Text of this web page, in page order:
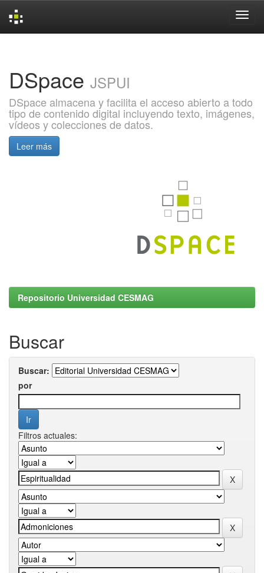
DSpace JSPUI
DSpace almacena y facilita el acceso abierto a todo
tipo de contenido digital incluyendo texto, imágenes,
vídeos y colecciones de datos.
Leer más
Repositorio Universidad CESMAG
Buscar
Buscar:
por
Filtros actuales: